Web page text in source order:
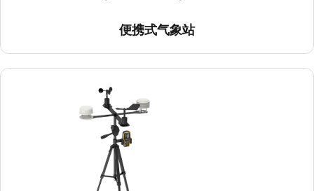
便携式气象站